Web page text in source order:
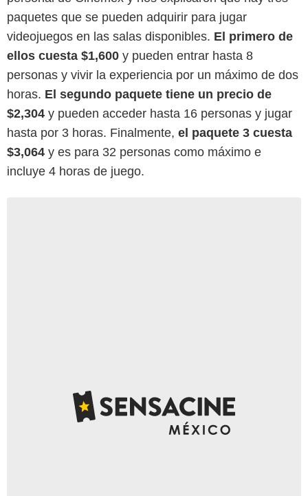
paquetes que se pueden adquirir para jugar
videojuegos en las salas disponibles. El primero de
ellos cuesta $1,600 y pueden entrar hasta 8
personas y vivir la experiencia por un máximo de dos
horas. El segundo paquete tiene un precio de
$2,304 y pueden acceder hasta 16 personas y jugar
hasta por 3 horas. Finalmente, el paquete 3 cuesta
$3,064 y es para 32 personas como máximo e
incluye 4 horas de juego.